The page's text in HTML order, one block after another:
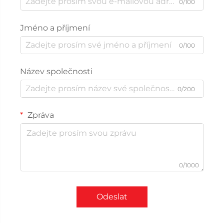
0/100
Jméno a příjmení
0/100
Název společnosti
0/200
Zpráva
0/1000
Odeslat